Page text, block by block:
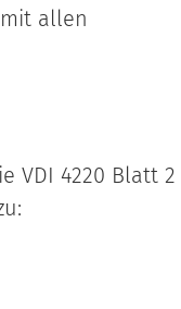
allen
VDI 4220 Blatt 2